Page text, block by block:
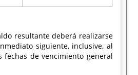
resultante deberá realizarse
siguiente, inclusive, al
fechas de vencimiento general